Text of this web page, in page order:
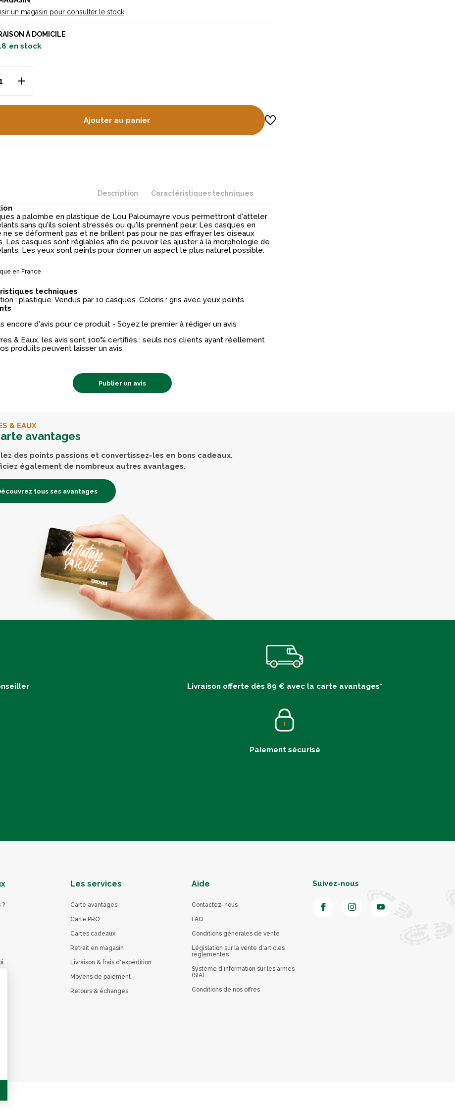
un magasin pour consulter le stock
À DOMICILE
18 en stock
Ajouter au panier
Description Caractéristiques techniques
à palombe en plastique de Lou Paloumayre vous permettront d'atteler
sans qu'ils soient stressés ou qu'ils prennent peur. Les casques en
ne se déforment pas et ne brillent pas pour ne pas effrayer les oiseaux
Les casques sont réglables afin de pouvoir les ajuster à la morphologie de
Les yeux sont peints pour donner un aspect le plus naturel possible.
en France
techniques
: plastique. Vendus par 10 casques. Coloris : gris avec yeux peints.
encore d'avis pour ce produit - Soyez le premier à rédiger un avis
& Eaux, les avis sont 100% certifiés : seuls nos clients ayant réellement
produits peuvent laisser un avis
Publier un avis
& EAUX
avantages
des points passions et convertissez-les en bons cadeaux.
également de nombreux autres avantages.
tous ses avantages
Livraison offerte dès 89 € avec la carte avantages*
Paiement sécurisé
?
Les services
Carte avantages
Carte PRO
Cartes cadeaux
Retrait en magasin
Livraison & frais d'expédition
Moyens de paiement
Retours & échanges
Aide
Contactez-nous
FAQ
Conditions générales de vente
Législation sur la vente d'articles
réglementés
Système d’information sur les armes
(SIA)
Conditions de nos offres
Suivez-nous